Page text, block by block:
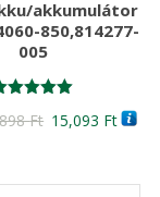
akkumulátor
850,814277-
005
5.00
Ft Original
15,093 Ft